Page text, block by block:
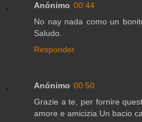
Anónimo 00:44
No nay nada como un
Saludo.
Responder
Anónimo 00:50
Grazie a te, per fornire
amore e amicizia.Un bacio